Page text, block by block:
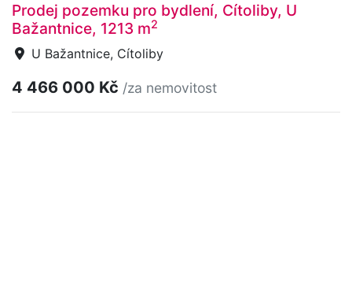
Prodej pozemku pro bydlení, Cítoliby, U
Bažantnice, 1213 m2
U Bažantnice, Cítoliby
4 466 000 Kč /za nemovitost